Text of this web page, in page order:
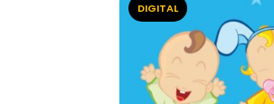
DIGITAL